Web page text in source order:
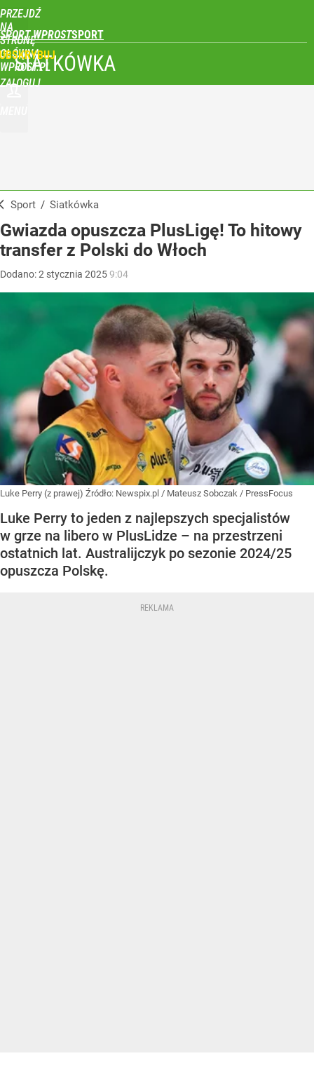
PRZEJDŹ
NA
STRONĘ
GŁÓWNĄ
WPROST.PL
SPORT WPROST
ZALOGUJ
SIATKÓWKA
Sport / Siatkówka
Gwiazda opuszcza PlusLigę! To hitowy
transfer z Polski do Włoch
Dodano:2 stycznia 20259:04
Luke Perry (z prawej) Źródło: Newspix.pl / Mateusz Sobczak / PressFocus
Luke Perry to jeden z najlepszych specjalistów
w grze na libero w PlusLidze – na przestrzeni
ostatnich lat. Australijczyk po sezonie 2024/25
opuszcza Polskę.